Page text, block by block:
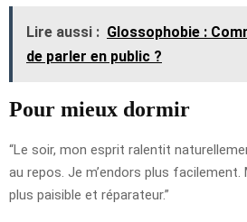
Lire aussi : Glossophobie :
de parler en public ?
Pour mieux dormir
“Le soir, mon esprit ralentit
au repos. Je m’endors plus
plus paisible et réparateur.”